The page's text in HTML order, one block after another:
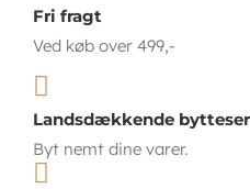
Fri fragt
Ved køb over 499,-

Landsdækkende
Byt nemt dine varer.
